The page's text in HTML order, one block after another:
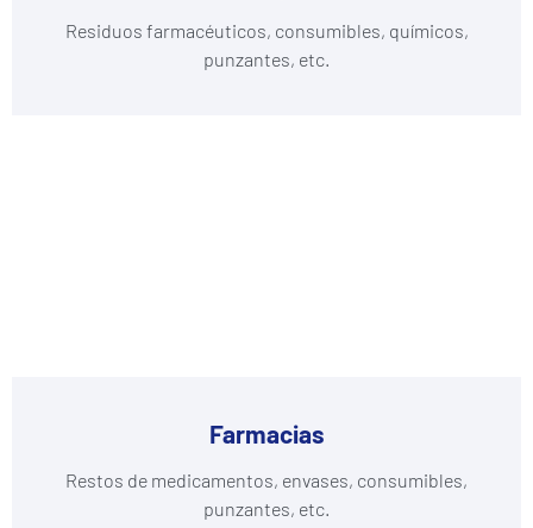
Residuos farmacéuticos, consumibles, químicos,
punzantes, etc.
Farmacias
Restos de medicamentos, envases, consumibles,
punzantes, etc.